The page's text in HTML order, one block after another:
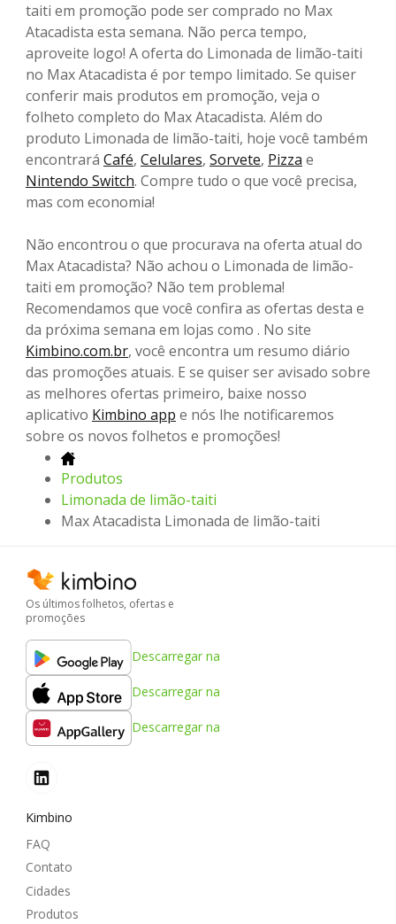
taiti em promoção pode ser comprado no Max
Atacadista esta semana. Não perca tempo,
aproveite logo! A oferta do Limonada de limão-taiti
no Max Atacadista é por tempo limitado. Se quiser
conferir mais produtos em promoção, veja o
folheto completo do Max Atacadista. Além do
produto Limonada de limão-taiti, hoje você também
encontrará Café, Celulares, Sorvete, Pizza e
Nintendo Switch. Compre tudo o que você precisa,
mas com economia!
Não encontrou o que procurava na oferta atual do
Max Atacadista? Não achou o Limonada de limão-
taiti em promoção? Não tem problema!
Recomendamos que você confira as ofertas desta e
da próxima semana em lojas como . No site
Kimbino.com.br, você encontra um resumo diário
das promoções atuais. E se quiser ser avisado sobre
as melhores ofertas primeiro, baixe nosso
aplicativo Kimbino app e nós lhe notificaremos
sobre os novos folhetos e promoções!
Produtos
Limonada de limão-taiti
Max Atacadista Limonada de limão-taiti
Os últimos folhetos, ofertas e
promoções
Descarregar na
Descarregar na
Descarregar na
Kimbino
FAQ
Contato
Cidades
Produtos